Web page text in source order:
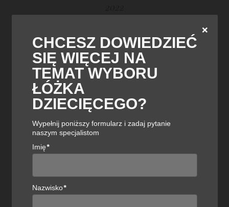
Rola mebli biurowych w
❌
CHCESZ DOWIEDZIEĆ
SIĘ WIĘCEJ NA
TEMAT WYBORU
ŁÓŻKA
DZIECIĘCEGO?
Wypełnij poniższy formularz i zadaj pytanie
naszym specjalistom
Imię*
Nazwisko*